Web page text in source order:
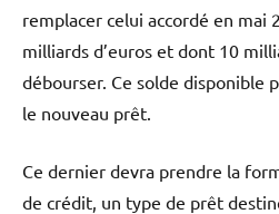
remplacer celui accordé en mai
milliards d’euros et dont 10
débourser. Ce solde disponible
le nouveau prêt.
Ce dernier devra prendre la
de crédit, un type de prêt